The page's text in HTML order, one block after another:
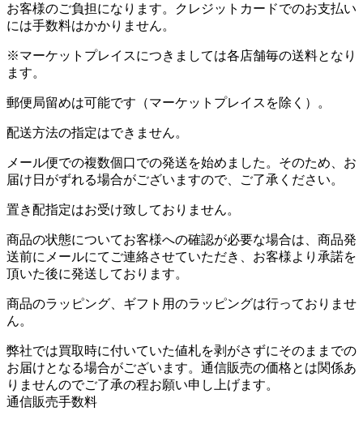
お客様のご負担になります。クレジットカードでのお支払い
には手数料はかかりません。
※マーケットプレイスにつきましては各店舗毎の送料となり
ます。
郵便局留めは可能です（マーケットプレイスを除く）。
配送方法の指定はできません。
メール便での複数個口での発送を始めました。そのため、お
届け日がずれる場合がございますので、ご了承ください。
置き配指定はお受け致しておりません。
商品の状態についてお客様への確認が必要な場合は、商品発
送前にメールにてご連絡させていただき、お客様より承諾を
頂いた後に発送しております。
商品のラッピング、ギフト用のラッピングは行っておりませ
ん。
弊社では買取時に付いていた値札を剥がさずにそのままでの
お届けとなる場合がございます。通信販売の価格とは関係あ
りませんのでご了承の程お願い申し上げます。
通信販売手数料